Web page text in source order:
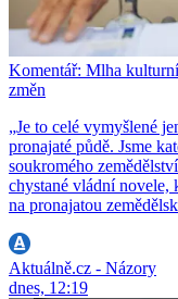
Komentář: Mlha
změn
„Je to celé vymyšlené
pronajaté půdě. Jsme
soukromého
chystané vládní novele,
na pronajatou
Aktuálně.cz - Názory
dnes, 12:19